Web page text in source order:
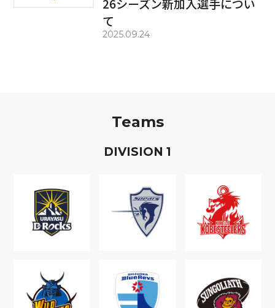
26シーズン新加入選手につい
て
2025.09.24
Teams
DIVISION 1